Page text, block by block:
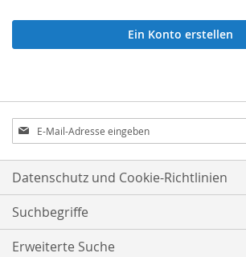
Ein Konto erstellen
Anmeldung
zum
Newsletter:
Datenschutz und Cookie-Richtlinien
Suchbegriffe
Erweiterte Suche